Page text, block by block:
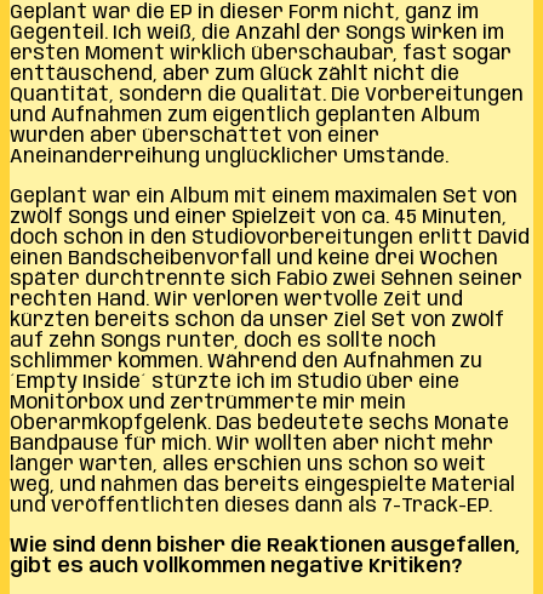
Geplant war die EP in dieser Form nicht, ganz im
Gegenteil. Ich weiß, die Anzahl der Songs wirken im
ersten Moment wirklich überschaubar, fast sogar
enttäuschend, aber zum Glück zählt nicht die
Quantität, sondern die Qualität. Die Vorbereitungen
und Aufnahmen zum eigentlich geplanten Album
wurden aber überschattet von einer
Aneinanderreihung unglücklicher Umstände.
Geplant war ein Album mit einem maximalen Set von
zwölf Songs und einer Spielzeit von ca. 45 Minuten,
doch schon in den Studiovorbereitungen erlitt David
einen Bandscheibenvorfall und keine drei Wochen
später durchtrennte sich Fabio zwei Sehnen seiner
rechten Hand. Wir verloren wertvolle Zeit und
kürzten bereits schon da unser Ziel Set von zwölf
auf zehn Songs runter, doch es sollte noch
schlimmer kommen. Während den Aufnahmen zu
´Empty Inside´ stürzte ich im Studio über eine
Monitorbox und zertrümmerte mir mein
Oberarmkopfgelenk. Das bedeutete sechs Monate
Bandpause für mich. Wir wollten aber nicht mehr
länger warten, alles erschien uns schon so weit
weg, und nahmen das bereits eingespielte Material
und veröffentlichten dieses dann als 7-Track-EP.
Wie sind denn bisher die Reaktionen ausgefallen,
gibt es auch vollkommen negative Kritiken?